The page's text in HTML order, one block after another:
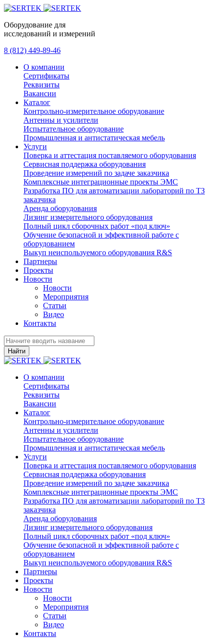
Оборудование для
исследований и измерений
8 (812) 449-89-46
О компании
Сертификаты
Реквизиты
Вакансии
Каталог
Контрольно-измерительное оборудование
Антенны и усилители
Испытательное оборудование
Промышленная и антистатическая мебель
Услуги
Поверка и аттестация поставляемого оборудования
Сервисная поддержка оборудования
Проведение измерений по задаче заказчика
Комплексные интеграционные проекты ЭМС
Разработка ПО для автоматизации лабораторий по ТЗ
заказчика
Аренда оборудования
Лизинг измерительного оборудования
Полный цикл сборочных работ «под ключ»
Обучение безопасной и эффективной работе с
оборудованием
Выкуп неиспользуемого оборудования R&S
Партнеры
Проекты
Новости
Новости
Мероприятия
Статьи
Видео
Контакты
Найти
О компании
Сертификаты
Реквизиты
Вакансии
Каталог
Контрольно-измерительное оборудование
Антенны и усилители
Испытательное оборудование
Промышленная и антистатическая мебель
Услуги
Поверка и аттестация поставляемого оборудования
Сервисная поддержка оборудования
Проведение измерений по задаче заказчика
Комплексные интеграционные проекты ЭМС
Разработка ПО для автоматизации лабораторий по ТЗ
заказчика
Аренда оборудования
Лизинг измерительного оборудования
Полный цикл сборочных работ «под ключ»
Обучение безопасной и эффективной работе с
оборудованием
Выкуп неиспользуемого оборудования R&S
Партнеры
Проекты
Новости
Новости
Мероприятия
Статьи
Видео
Контакты